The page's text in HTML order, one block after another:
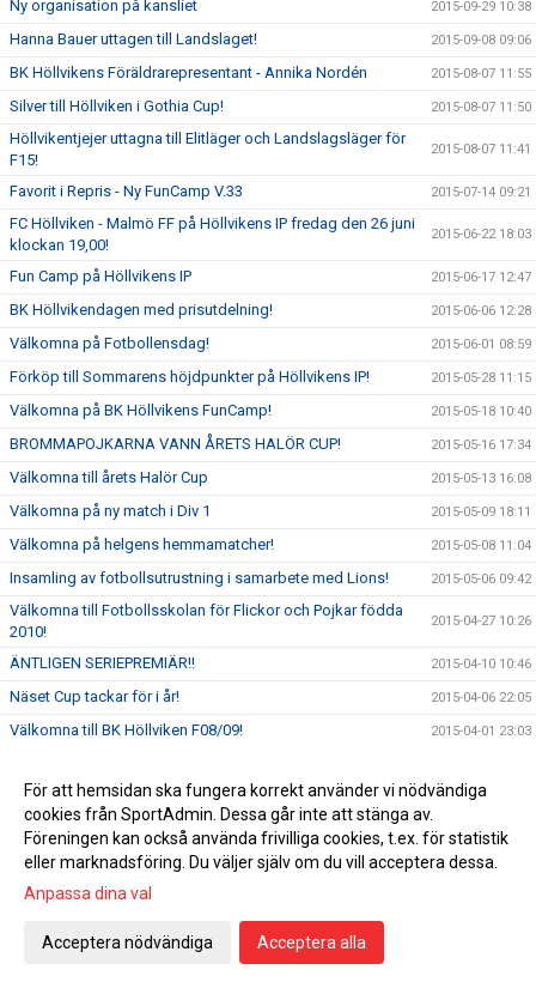
Ny organisation på kansliet 2015-09-29 10:38
Hanna Bauer uttagen till Landslaget! 2015-09-08 09:06
BK Höllvikens Föräldrarepresentant - Annika Nordén 2015-08-07 11:55
Silver till Höllviken i Gothia Cup! 2015-08-07 11:50
Höllvikentjejer uttagna till Elitläger och Landslagsläger för
F15!
2015-08-07 11:41
Favorit i Repris - Ny FunCamp V.33 2015-07-14 09:21
FC Höllviken - Malmö FF på Höllvikens IP fredag den 26 juni
klockan 19,00!
2015-06-22 18:03
Fun Camp på Höllvikens IP 2015-06-17 12:47
BK Höllvikendagen med prisutdelning! 2015-06-06 12:28
Välkomna på Fotbollensdag! 2015-06-01 08:59
Förköp till Sommarens höjdpunkter på Höllvikens IP! 2015-05-28 11:15
Välkomna på BK Höllvikens FunCamp! 2015-05-18 10:40
BROMMAPOJKARNA VANN ÅRETS HALÖR CUP! 2015-05-16 17:34
Välkomna till årets Halör Cup 2015-05-13 16:08
Välkomna på ny match i Div 1 2015-05-09 18:11
Välkomna på helgens hemmamatcher! 2015-05-08 11:04
Insamling av fotbollsutrustning i samarbete med Lions! 2015-05-06 09:42
Välkomna till Fotbollsskolan för Flickor och Pojkar födda
2010!
2015-04-27 10:26
ÄNTLIGEN SERIEPREMIÄR!! 2015-04-10 10:46
Näset Cup tackar för i år! 2015-04-06 22:05
Välkomna till BK Höllviken F08/09! 2015-04-01 23:03
Slutspelet i Skåne VM för P02 2015-03-14 10:59
Välkomna på Vårcampen! 2015-03-03 00:06
Säkert vårtecken - snart startar Höllvikens Knatteserie 2015-03-02 23:59
KLUBBKÄNSLA
Välkomna till BK Höllvikens Boll & Lek
BK Höllvikens Damlag vann DM i Futsal!
För att hemsidan ska fungera korrekt använder vi nödvändiga
cookies från SportAdmin. Dessa går inte att stänga av.
Föreningen kan också använda frivilliga cookies, t.ex. för statistik
eller marknadsföring. Du väljer själv om du vill acceptera dessa.
Anpassa dina val
Acceptera nödvändiga Acceptera alla